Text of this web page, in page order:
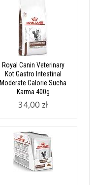
Royal Canin Veterinary
Kot Gastro Intestinal
Moderate Calorie Sucha
Karma 400g
34,00 zł